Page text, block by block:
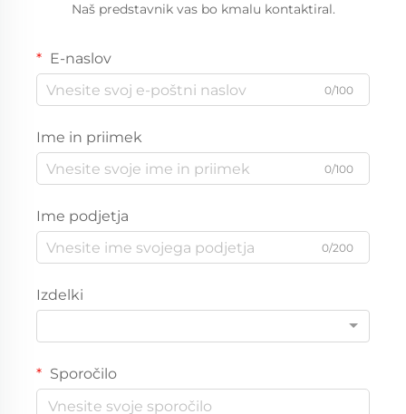
Naš predstavnik vas bo kmalu kontaktiral.
E-naslov
0/100
Ime in priimek
0/100
Ime podjetja
0/200
Izdelki
Sporočilo